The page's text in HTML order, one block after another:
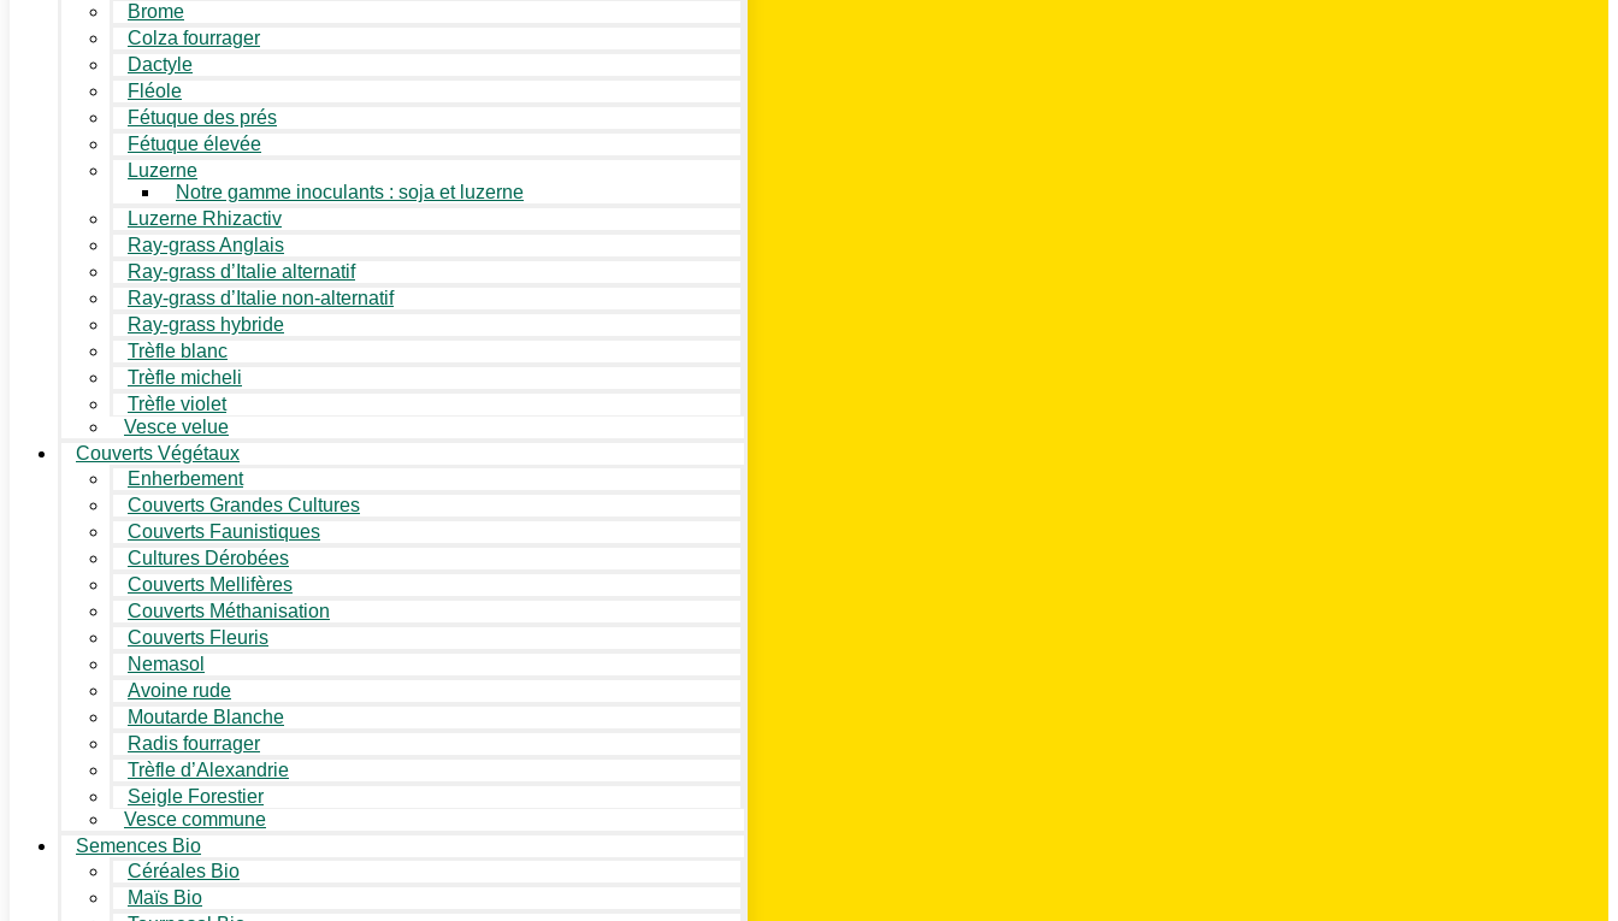
Brome
Colza fourrager
Dactyle
Fléole
Fétuque des prés
Fétuque élevée
Luzerne
Notre gamme inoculants : soja et luzerne
Luzerne Rhizactiv
Ray-grass Anglais
Ray-grass d’Italie alternatif
Ray-grass d’Italie non-alternatif
Ray-grass hybride
Trèfle blanc
Trèfle micheli
Trèfle violet
Vesce velue
Couverts Végétaux
Enherbement
Couverts Grandes Cultures
Couverts Faunistiques
Cultures Dérobées
Couverts Mellifères
Couverts Méthanisation
Couverts Fleuris
Nemasol
Avoine rude
Moutarde Blanche
Radis fourrager
Trèfle d’Alexandrie
Seigle Forestier
Vesce commune
Semences Bio
Céréales Bio
Maïs Bio